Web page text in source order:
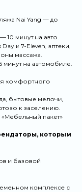
Nai Yang — до
10 минут на авто.
Day и 7-Eleven, аптеки,
массажа.
на автомобиле.
комфортного
бытовые мелочи,
к заселению.
пакет»
которым
и базовой
комплексе с